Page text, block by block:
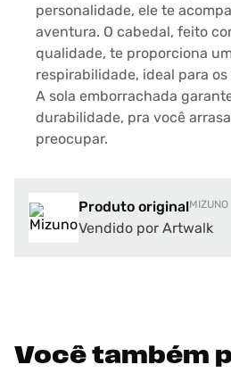
personalidade, ele te
aventura. O cabedal, feito
qualidade, te proporciona
respirabilidade, ideal para
A sola emborrachada
durabilidade, pra você
preocupar.
Produto originalMIZUNO
Vendido por Artwalk
Você também